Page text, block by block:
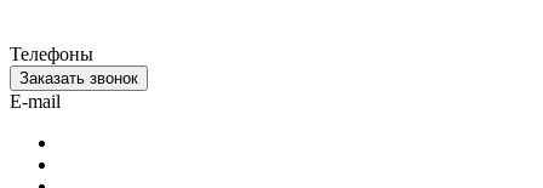
Телефоны
Заказать звонок
E-mail